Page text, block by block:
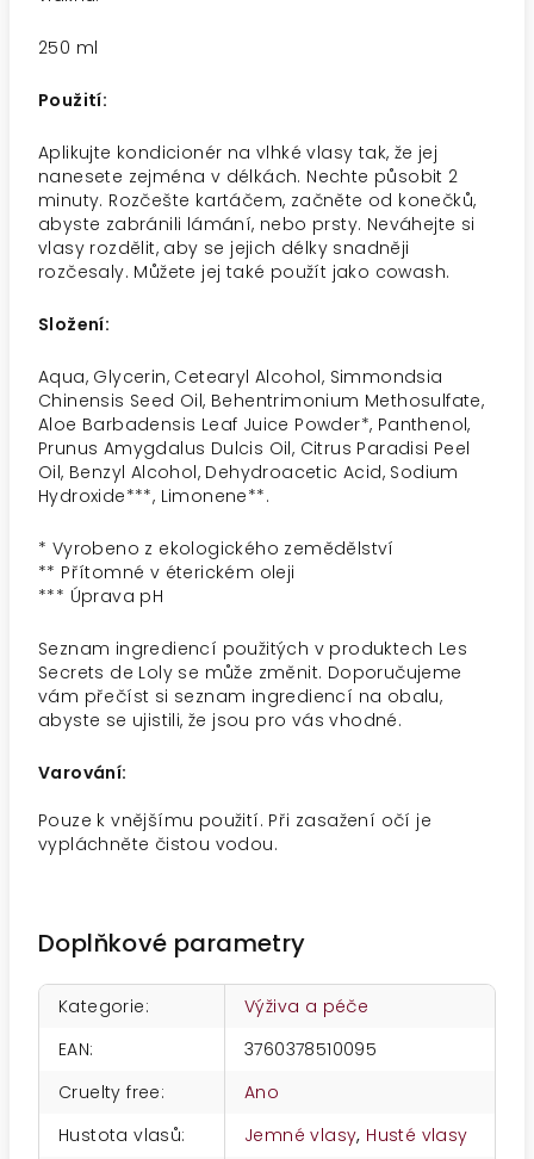
250 ml
Použití:
Aplikujte kondicionér na vlhké vlasy tak, že jej
nanesete zejména v délkách. Nechte působit 2
minuty. Rozčešte kartáčem, začněte od konečků,
abyste zabránili lámání, nebo prsty. Neváhejte si
vlasy rozdělit, aby se jejich délky snadněji
rozčesaly. Můžete jej také použít jako cowash.
Složení:
Aqua, Glycerin, Cetearyl Alcohol, Simmondsia
Chinensis Seed Oil, Behentrimonium Methosulfate,
Aloe Barbadensis Leaf Juice Powder*, Panthenol,
Prunus Amygdalus Dulcis Oil, Citrus Paradisi Peel
Oil, Benzyl Alcohol, Dehydroacetic Acid, Sodium
Hydroxide***, Limonene**.
* Vyrobeno z ekologického zemědělství
** Přítomné v éterickém oleji
*** Úprava pH
Seznam ingrediencí použitých v produktech Les
Secrets de Loly se může změnit. Doporučujeme
vám přečíst si seznam ingrediencí na obalu,
abyste se ujistili, že jsou pro vás vhodné.
Varování:
Pouze k vnějšímu použití. Při zasažení očí je
vypláchněte čistou vodou.
Doplňkové parametry
Kategorie:
Výživa a péče
EAN:
3760378510095
Cruelty free:
Ano
Hustota vlasů: Jemné vlasy, Husté vlasy